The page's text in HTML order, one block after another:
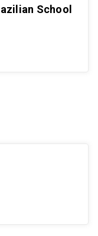
School